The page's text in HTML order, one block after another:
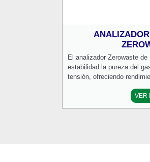
El analizador Zerowaste
estabilidad la pureza del
tensión, ofreciendo
VER